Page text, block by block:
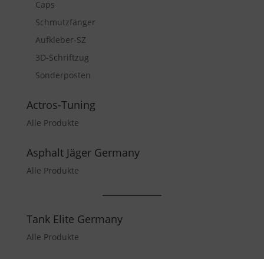
Caps
Schmutzfänger
Aufkleber-SZ
3D-Schriftzug
Sonderposten
Actros-Tuning
Alle Produkte
Asphalt Jäger Germany
Alle Produkte
Tank Elite Germany
Alle Produkte